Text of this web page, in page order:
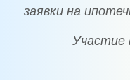
заявки на
Участие